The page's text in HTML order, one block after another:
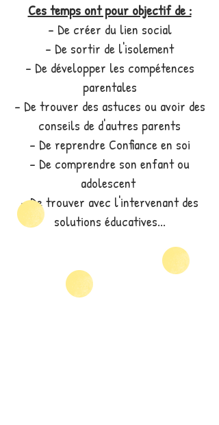
Ces temps ont pour objectif de :
- De créer du lien social
- De sortir de l'isolement
- De développer les compétences
parentales
- De trouver des astuces ou avoir des
conseils de d'autres parents
- De reprendre Confiance en soi
- De comprendre son enfant ou
adolescent
- De trouver avec l'intervenant des
solutions éducatives...